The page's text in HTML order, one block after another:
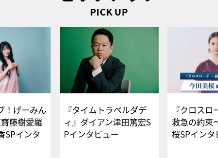
PICK UP
！げーみん
藤樹愛羅
SPインタ
『タイムトラベルダデ
ィ』ダイアン津田篤宏S
Pインタビュー
『クロス
救急の約束
桜SPイ